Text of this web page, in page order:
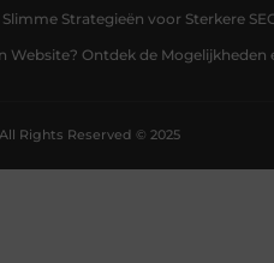
Strategieën voor Sterkere
Website? Ontdek de Mogelijkheden
All Rights Reserved © 2025